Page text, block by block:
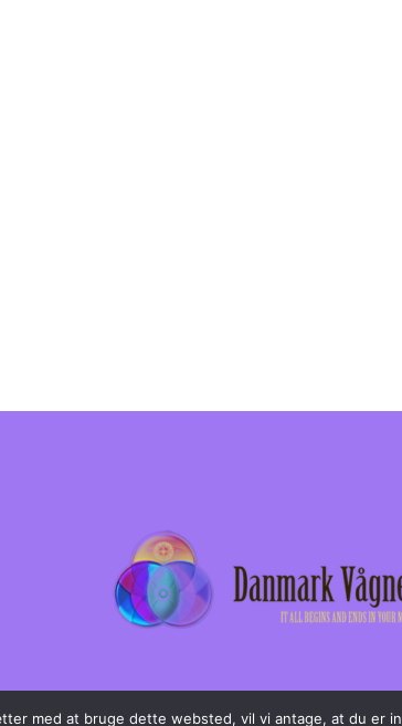
med at bruge dette websted, vil vi antage, at du er